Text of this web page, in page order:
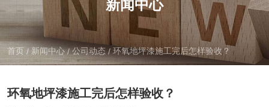
新闻中心
首页 / 新闻中心 /公司动态 /环氧地坪漆施工完后怎样验收？
环氧地坪漆施工完后怎样验收？